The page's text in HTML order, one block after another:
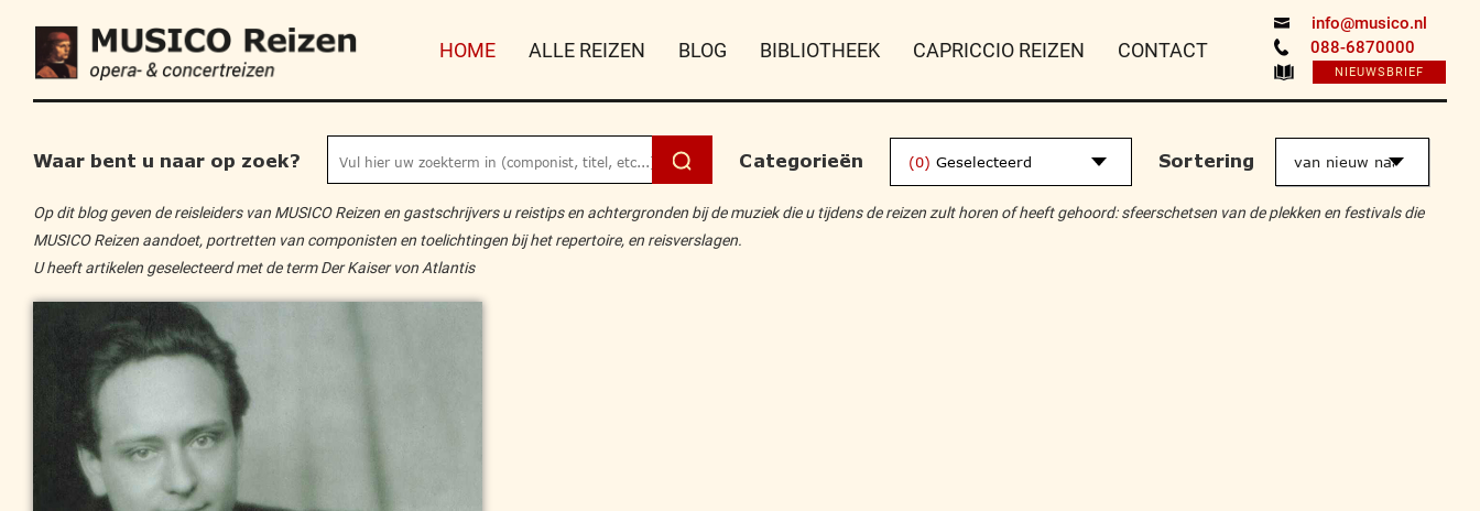
info@musico.nl
088-6870000
NIEUWSBRIEF
HOME ALLE REIZEN BLOG BIBLIOTHEEK CAPRICCIO REIZEN CONTACT
Waar bent u naar op zoek? Categorieën (0) Geselecteerd Sortering
Op dit blog geven de reisleiders van MUSICO Reizen en gastschrijvers u reistips en achtergronden bij de muziek die u tijdens de reizen zult horen of heeft gehoord: sfeerschetsen van de plekken en festivals die
MUSICO Reizen aandoet, portretten van componisten en toelichtingen bij het repertoire, en reisverslagen.
U heeft artikelen geselecteerd met de term Der Kaiser von Atlantis